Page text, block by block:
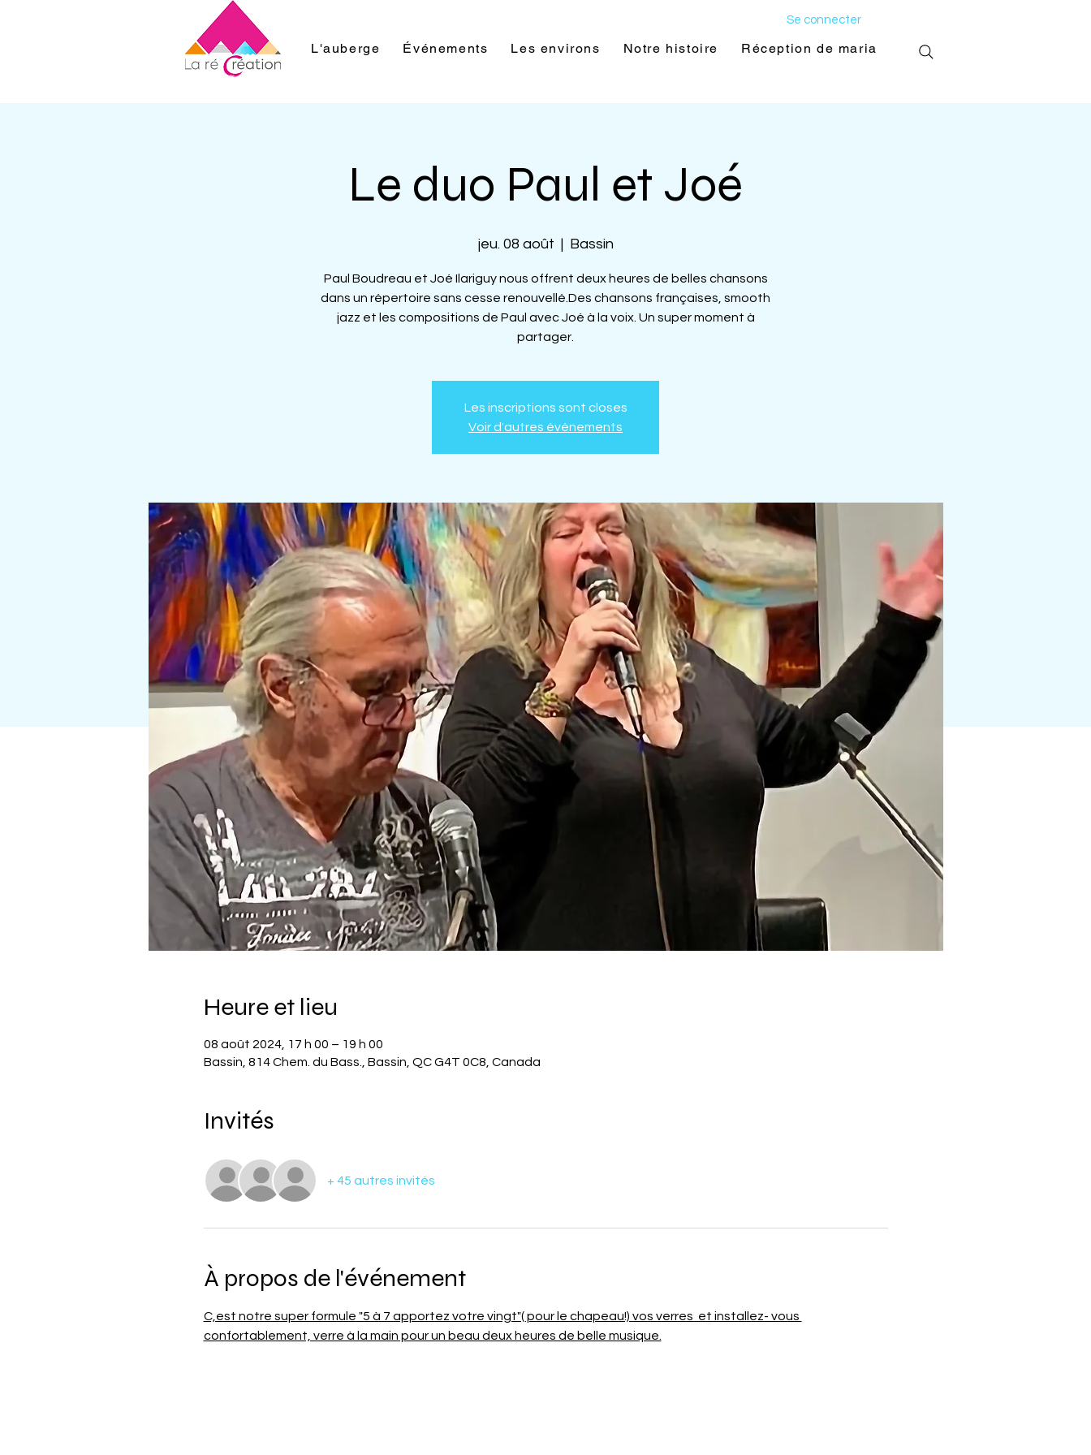
L'auberge Événements Les environs Notre histoire Réception de mariage Galerie photo
Se connecter
Le duo Paul et Joé
jeu. 08 août
  |
Bassin
Paul Boudreau et Joé Ilariguy nous offrent deux heures de belles chansons
dans un répertoire sans cesse renouvellé.Des chansons françaises, smooth
jazz et les compositions de Paul avec Joé à la voix. Un super moment à
partager.
Les inscriptions sont closes
Voir d'autres événements
Heure et lieu
08 août 2024, 17 h 00 – 19 h 00
Bassin, 814 Chem. du Bass., Bassin, QC G4T 0C8, Canada
Invités
+ 45 autres invités
À propos de l'événement
C,est notre super formule "5 à 7 apportez votre vingt"( pour le chapeau!) vos verres  et installez- vous
confortablement, verre à la main pour un beau deux heures de belle musique.